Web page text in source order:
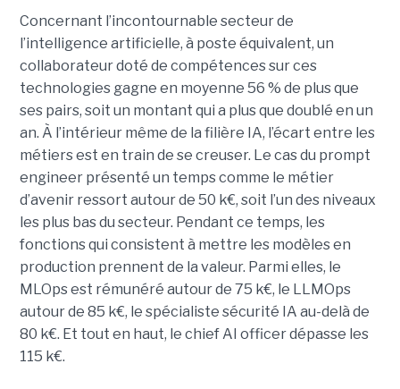
Concernant l’incontournable secteur de
l’intelligence artificielle, à poste équivalent, un
collaborateur doté de compétences sur ces
technologies gagne en moyenne 56 % de plus que
ses pairs, soit un montant qui a plus que doublé en un
an. À l’intérieur même de la filière IA, l’écart entre les
métiers est en train de se creuser. Le cas du prompt
engineer présenté un temps comme le métier
d’avenir ressort autour de 50 k€, soit l’un des niveaux
les plus bas du secteur. Pendant ce temps, les
fonctions qui consistent à mettre les modèles en
production prennent de la valeur. Parmi elles, le
MLOps est rémunéré autour de 75 k€, le LLMOps
autour de 85 k€, le spécialiste sécurité IA au-delà de
80 k€. Et tout en haut, le chief AI officer dépasse les
115 k€.